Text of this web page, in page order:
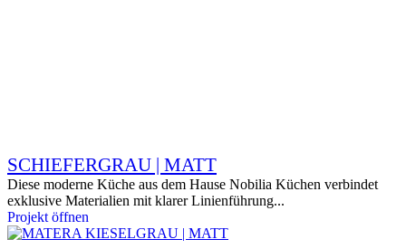
SCHIEFERGRAU | MATT
Diese moderne Küche aus dem Hause Nobilia Küchen verbindet
exklusive Materialien mit klarer Linienführung...
Projekt öffnen